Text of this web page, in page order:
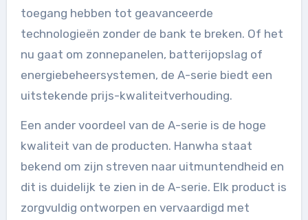
toegang hebben tot geavanceerde
technologieën zonder de bank te breken. Of het
nu gaat om zonnepanelen, batterijopslag of
energiebeheersystemen, de A-serie biedt een
uitstekende prijs-kwaliteitverhouding.
Een ander voordeel van de A-serie is de hoge
kwaliteit van de producten. Hanwha staat
bekend om zijn streven naar uitmuntendheid en
dit is duidelijk te zien in de A-serie. Elk product is
zorgvuldig ontworpen en vervaardigd met